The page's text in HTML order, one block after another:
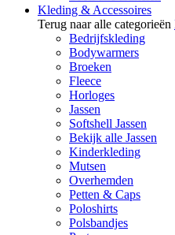
Kleding & Accessoires
Terug naar alle categorieën
Bedrijfskleding
Bodywarmers
Broeken
Fleece
Horloges
Jassen
Softshell Jassen
Bekijk alle Jassen
Kinderkleding
Mutsen
Overhemden
Petten & Caps
Poloshirts
Polsbandjes